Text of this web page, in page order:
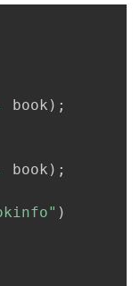
book ) ;
book ) ;
)